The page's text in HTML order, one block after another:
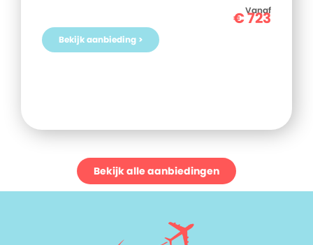
Vanaf
€723
Bekijk aanbieding >
Bekijk alle aanbiedingen